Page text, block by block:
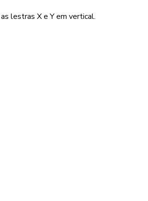
lestras X e Y em vertical.